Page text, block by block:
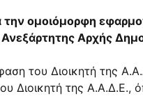
ομοιόμορφη
Αρχής
του Διοικητή της
Διοικητή της Α.Α.Δ.Ε.,